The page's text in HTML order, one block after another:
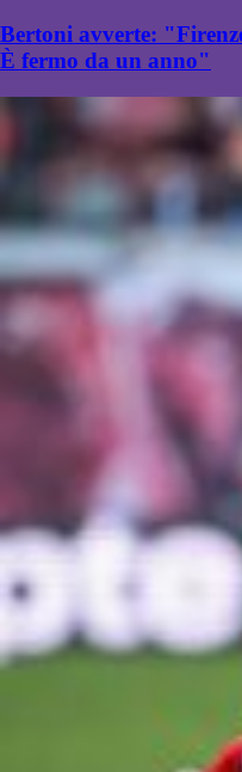
Bertoni avverte:
È fermo da un anno"